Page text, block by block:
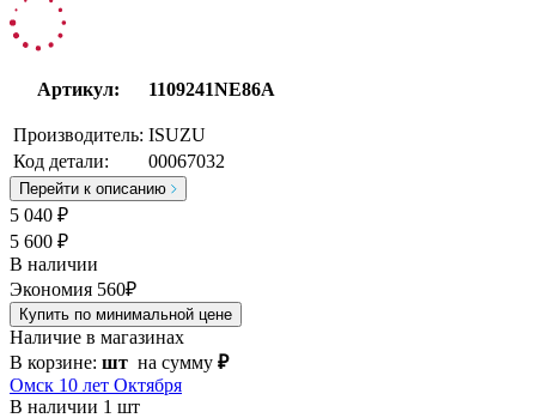
Артикул: 1109241NE86A
Производитель: ISUZU
Код детали:
00067032
Перейти к описанию
5 040 ₽
5 600 ₽
В наличии
Экономия 560₽
Купить по минимальной цене
Наличие в магазинах
В корзине: шт на сумму ₽
Омск 10 лет Октября
В наличии 1 шт